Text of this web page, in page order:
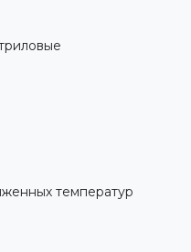
температур